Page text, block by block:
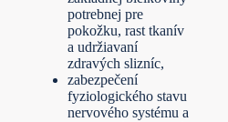
potrebnej pre
pokožku, rast tkanív
a udržiavaní
zdravých slizníc,
zabezpečení
fyziologického stavu
nervového systému a